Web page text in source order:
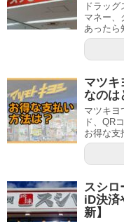
ドラッ
マネー、
あったら
マツキ
なのは
マツキヨ
ド、QR
お得な支
スシロ
iD決済
新】